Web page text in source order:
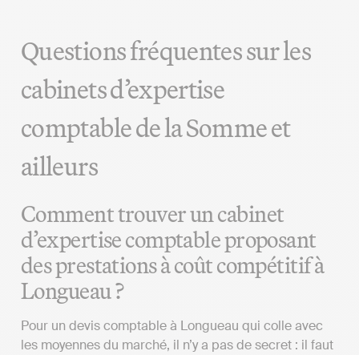
Questions fréquentes sur les
cabinets d’expertise
comptable de la Somme et
ailleurs
Comment trouver un cabinet
d’expertise comptable proposant
des prestations à coût compétitif à
Longueau ?
Pour un devis comptable à Longueau qui colle avec
les moyennes du marché, il n’y a pas de secret : il faut